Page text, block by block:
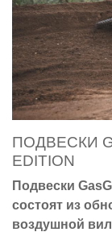
ПОДВЕСКИ
EDITION
Подвески
состоят из
воздушной